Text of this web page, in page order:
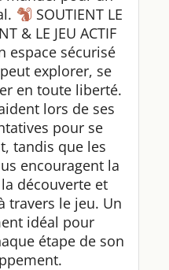
SOUTIENT LE
& LE JEU ACTIF
espace sécurisé
explorer, se
en toute liberté.
lors de ses
pour se
tandis que les
encouragent la
découverte et
travers le jeu. Un
idéal pour
étape de son